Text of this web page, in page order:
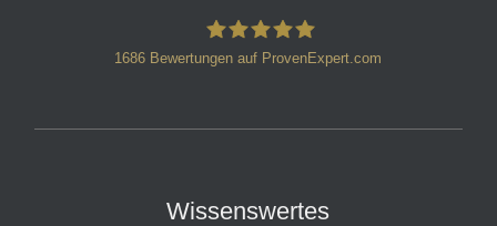
1686 Bewertungen auf ProvenExpert.com
Wissenswertes